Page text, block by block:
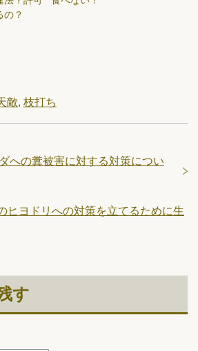
の？
敵, 枝打ち
への糞被害に対する対策につい
ヒヨドリへの対策を立てるために生
す